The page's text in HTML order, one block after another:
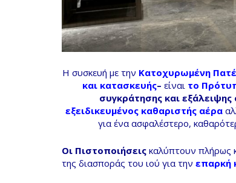
Η συσκευή με την Κατοχυρωμένη
και κατασκευής– είναι το
συγκράτησης και εξάλειψης
εξειδικευμένος καθαριστής αέρα
για ένα ασφαλέστερο,
Οι Πιστοποιήσεις καλύπτουν πλήρως
της διασποράς του ιού για την επαρκή